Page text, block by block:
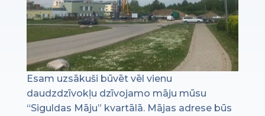
Esam uzsākuši būvēt vēl vienu
daudzdzīvokļu dzīvojamo māju mūsu
“Siguldas Māju” kvartālā. Mājas adrese būs